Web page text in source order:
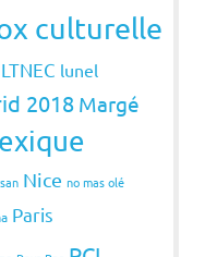
culturelle
LTNEC lunel
2018 Margé
Nice no mas olé
Paris